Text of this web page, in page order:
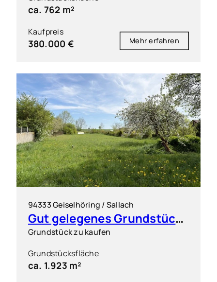
ca. 762 m²
Kaufpreis
380.000 € Mehr erfahren
94333 Geiselhöring / Sallach
Gut gelegenes Grundstück für flexible Bebauung
Grundstück zu kaufen
Grundstücksfläche
ca. 1.923 m²